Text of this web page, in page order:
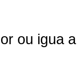
ou igua